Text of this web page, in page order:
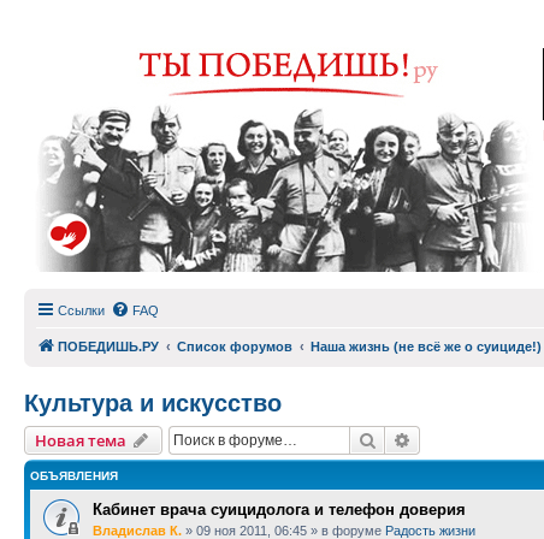
Ссылки FAQ
ПОБЕДИШЬ.РУ Список форумов Наша жизнь (не всё же о суициде!)
Культура и искусство
Новая тема Поиск
ОБЪЯВЛЕНИЯ
Кабинет врача суицидолога и телефон доверия
Владислав К. » 09 ноя 2011, 06:45 » в форуме Радость жизни